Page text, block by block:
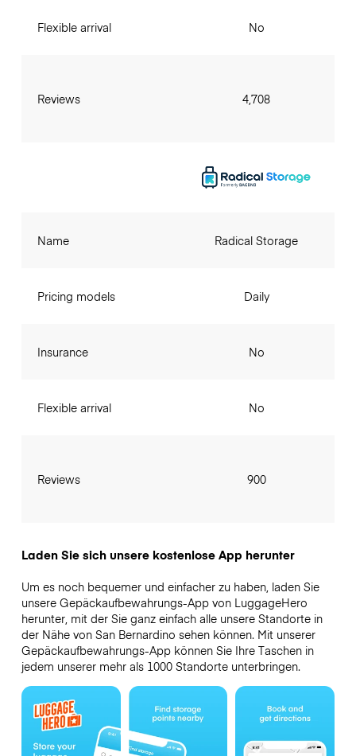
Flexible arrival
Reviews
No
4,708
Name
Pricing models
Insurance
Flexible arrival
Reviews
Radical Storage
Daily
No
No
900
Laden Sie sich unsere kostenlose App herunter
Um es noch bequemer und einfacher zu haben, laden Sie
unsere Gepäckaufbewahrungs-App von LuggageHero
herunter, mit der Sie ganz einfach alle unsere Standorte in
der Nähe von San Bernardino sehen können. Mit unserer
Gepäckaufbewahrungs-App können Sie Ihre Taschen in
jedem unserer mehr als 1000 Standorte unterbringen.